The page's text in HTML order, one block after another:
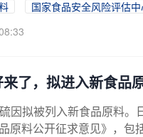
国家食品安全风险评估
了，拟进入新食品
因拟被列入新食品原料。
原料公开征求意见》，包